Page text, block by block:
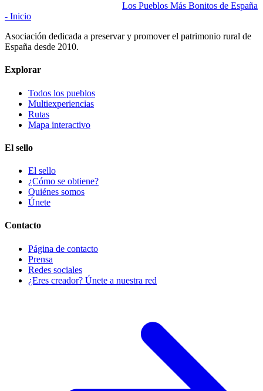
Los Pueblos Más Bonitos de España
- Inicio
Asociación dedicada a preservar y promover el patrimonio rural de
España desde 2010.
Explorar
Todos los pueblos
Multiexperiencias
Rutas
Mapa interactivo
El sello
El sello
¿Cómo se obtiene?
Quiénes somos
Únete
Contacto
Página de contacto
Prensa
Redes sociales
¿Eres creador? Únete a nuestra red